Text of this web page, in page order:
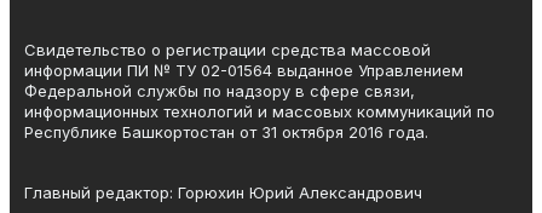
Свидетельство о регистрации средства массовой
информации ПИ № ТУ 02-01564 выданное Управлением
Федеральной службы по надзору в сфере связи,
информационных технологий и массовых коммуникаций по
Республике Башкортостан от 31 октября 2016 года.
Главный редактор: Горюхин Юрий Александрович